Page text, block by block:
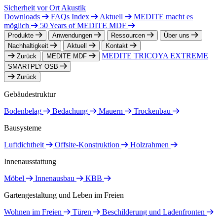
Sicherheit vor Ort Akustik
Downloads
FAQs Index Aktuell
MEDITE macht es
möglich
50 Years of MEDITE MDF
Produkte Anwendungen Ressourcen
Über uns
Nachhaltigkeit
Aktuell
Kontakt
Zurück
MEDITE MDF MEDITE TRICOYA EXTREME
SMARTPLY OSB
Zurück
Gebäudestruktur
Bodenbelag
Bedachung Mauern
Trockenbau
Bausysteme
Luftdichtheit
Offsite-Konstruktion
Holzrahmen
Innenausstattung
Möbel
Innenausbau
KBB
Gartengestaltung und Leben im Freien
Wohnen im Freien
Türen
Beschilderung und Ladenfronten